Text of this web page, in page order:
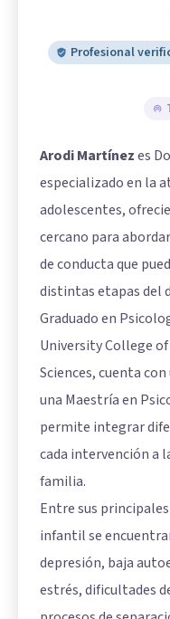
Profesional
Arodi Martínezes
especializado en la
adolescentes,
cercano para
de conducta que
distintas etapas del
Graduado en
University College
Sciences, cuenta
una Maestría en
permite integrar
cada intervención a
familia.
Entre sus
infantil se
depresión, baja
estrés, dificultades